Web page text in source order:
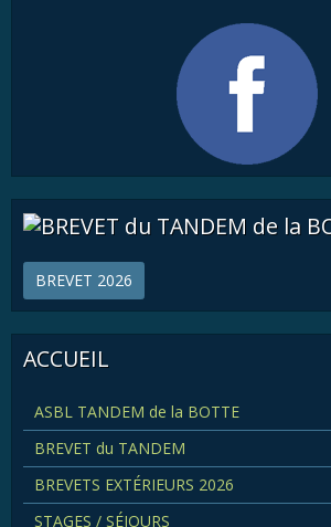
BREVET 2026
ACCUEIL
ASBL TANDEM de la BOTTE
BREVET du TANDEM
BREVETS EXTÉRIEURS 2026
STAGES / SÉJOURS